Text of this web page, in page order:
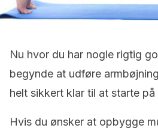
Nu hvor du har nogle rigtig
begynde at udføre
helt sikkert klar til at starte på
Hvis du ønsker at opbygge